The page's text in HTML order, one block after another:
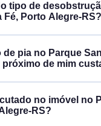
tipo de
Porto Alegre‑RS?
pia no Parque
próximo de mim
no imóvel no